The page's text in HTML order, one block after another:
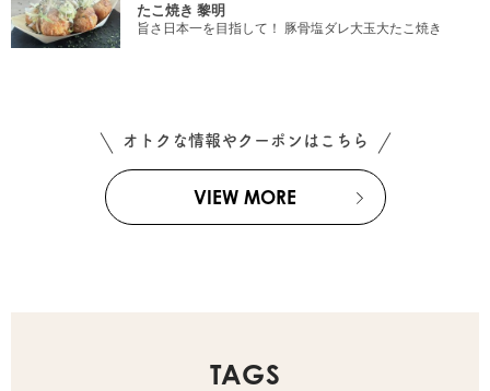
たこ焼き 黎明
旨さ日本一を目指して！ 豚骨塩ダレ大玉大たこ焼き
オトクな情報やクーポンはこちら
VIEW MORE
TAGS